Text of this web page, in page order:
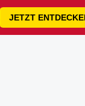
JETZT